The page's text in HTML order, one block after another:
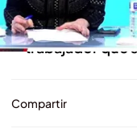
“Ahora mismo
trabajador que
Compartir